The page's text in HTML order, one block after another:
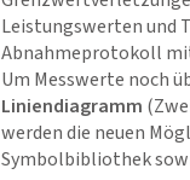
Leistungswerten und
Abnahmeprotokoll
Um Messwerte noch
Liniendiagramm
werden die neuen
Symbolbibliothek